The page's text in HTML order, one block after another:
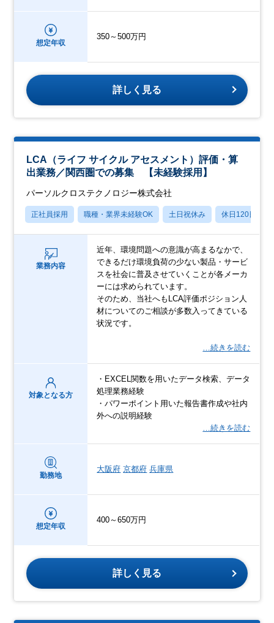
想定年収
350～500万円
詳しく見る
LCA（ライフ サイクル アセスメント）評価・算
出業務／関西圏での募集 【未経験採用】
パーソルクロステクノロジー株式会社
正社員採用 職種・業界未経験OK 土日祝休み 休日120日以上
業務内容
近年、環境問題への意識が高まるなかで、
できるだけ環境負荷の少ない製品・サービ
スを社会に普及させていくことが各メーカ
ーには求められています。
そのため、当社へもLCA評価ポジション人
材についてのご相談が多数入ってきている
状況です。
…続きを読む
対象となる方
・EXCEL関数を用いたデータ検索、データ
処理業務経験
・パワーポイント用いた報告書作成や社内
外への説明経験
…続きを読む
勤務地
大阪府 京都府 兵庫県
想定年収
400～650万円
詳しく見る